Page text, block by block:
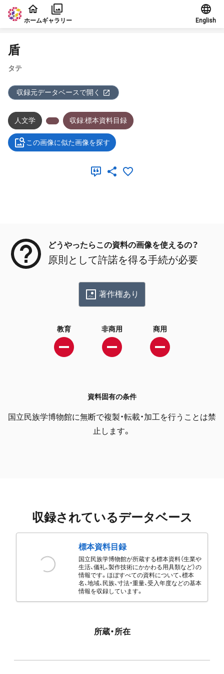
本文に飛ぶ
ホームギャラリー English
盾
タテ
収録元データベースで開く
人文学 収録:標本資料目録
この画像に似た画像を探す
どうやったらこの資料の画像を使えるの？
原則として許諾を得る手続が必要
著作権あり
教育 非商用 商用
資料固有の条件
国立民族学博物館に無断で複製・転載・加工を行うことは禁
止します。
収録されているデータベース
標本資料目録
国立民族学博物館が所蔵する標本資料（生業や
生活、儀礼、製作技術にかかわる用具類など）の
情報です。ほぼすべての資料について、標本
名、地域、民族、寸法・重量、受入年度などの基本
情報を収録しています。
所蔵・所在